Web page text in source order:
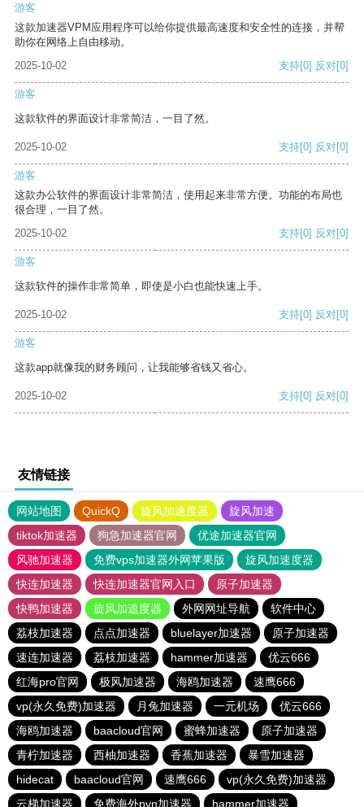
游客
这款加速器VPM应用程序可以给你提供最高速度和安全性的连接，并帮
助你在网络上自由移动。
2025-10-02
支持[0] 反对[0]
游客
这款软件的界面设计非常简洁，一目了然。
2025-10-02 支持[0] 反对[0]
游客
这款办公软件的界面设计非常简洁，使用起来非常方便。功能的布局也
很合理，一目了然。
2025-10-02
支持[0] 反对[0]
游客
这款软件的操作非常简单，即使是小白也能快速上手。
2025-10-02 支持[0] 反对[0]
游客
这款app就像我的财务顾问，让我能够省钱又省心。
2025-10-02 支持[0] 反对[0]
友情链接
网站地图 QuickQ 旋风加速度器
旋风加速
tiktok加速器
狗急加速器官网
优途加速器官网
风驰加速器
免费vps加速器外网苹果版
旋风加速度器
快连加速器
快连加速器官网入口
原子加速器
快鸭加速器
旋风加速度器 外网网址导航
软件中心
荔枝加速器
点点加速器 bluelayer加速器
原子加速器
速连加速器
荔枝加速器 hammer加速器
优云666
红海pro官网
极风加速器 海鸥加速器
速鹰666
vp(永久免费)加速器
月兔加速器 一元机场
优云666
海鸥加速器
baacloud官网 蜜蜂加速器
原子加速器
青柠加速器
西柚加速器 香蕉加速器
暴雪加速器
hidecat
baacloud官网 速鹰666
vp(永久免费)加速器
云梯加速器
免费海外pvn加速器 hammer加速器